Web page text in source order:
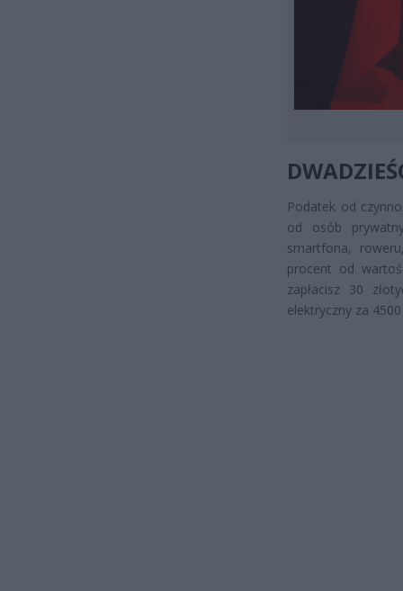
Podatek od
od osób
smartfona,
procent od
zapłacisz 30
elektryczny za